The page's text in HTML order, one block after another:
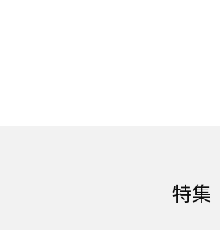
特集